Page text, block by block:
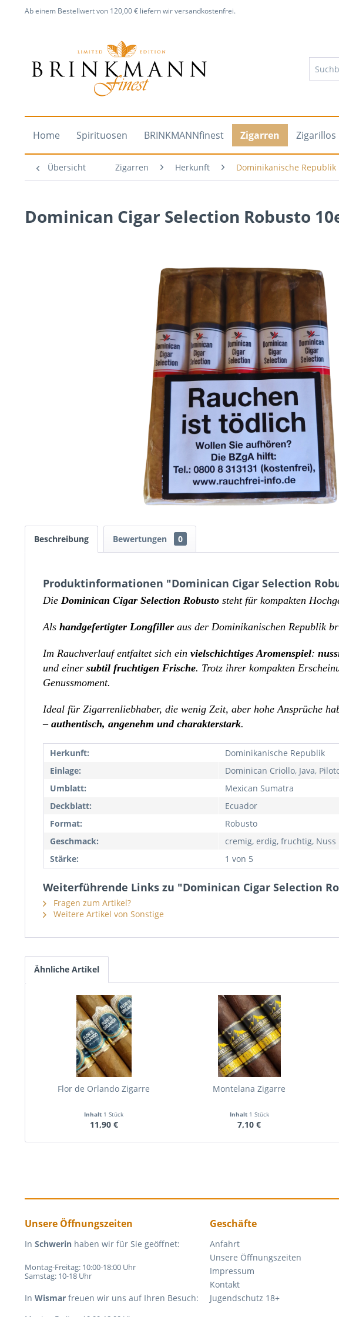
Ab einem Bestellwert von 120,00 € liefern wir versandkostenfrei.
Home Spirituosen BRINKMANNfinest Zigarren Zigarillos
Übersicht Zigarren Herkunft Dominikanische Republik
Dominican Cigar Selection Robusto
Beschreibung Bewertungen 0
Produktinformationen "Dominican Cigar Selection
Die Dominican Cigar Selection Robusto steht für kompakten
Als handgefertigter Longfiller aus der Dominikanischen Republik
Im Rauchverlauf entfaltet sich ein vielschichtiges Aromenspiel:
und einer subtil fruchtigen Frische. Trotz ihrer kompakten
Genussmoment.
Ideal für Zigarrenliebhaber, die wenig Zeit, aber hohe Ansprüche
– authentisch, angenehm und charakterstark.
Herkunft:
Dominikanische Republik
Einlage:
Dominican Criollo, Java,
Umblatt:
Mexican Sumatra
Deckblatt:
Ecuador
Format:
Robusto
Geschmack:
cremig, erdig, fruchtig, Nuss
Stärke:
1 von 5
Weiterführende Links zu "Dominican Cigar Selection
Fragen zum Artikel?
Weitere Artikel von Sonstige
Ähnliche Artikel
Flor de Orlando Zigarre
Inhalt 1 Stück
11,90 €
Montelana Zigarre
Inhalt 1 Stück
7,10 €
Unsere Öffnungszeiten
In Schwerin haben wir für Sie geöffnet:
Montag-Freitag: 10:00-18:00 Uhr
Samstag: 10-18 Uhr
In Wismar freuen wir uns auf Ihren Besuch:
Geschäfte
Anfahrt
Unsere Öffnungszeiten
Impressum
Kontakt
Jugendschutz 18+